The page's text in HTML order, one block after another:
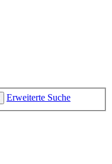
Erweiterte Suche